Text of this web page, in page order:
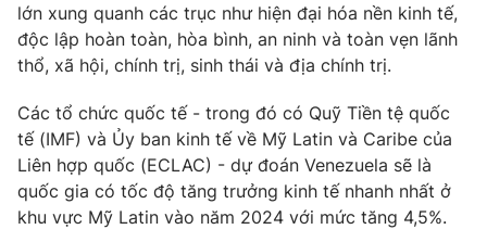
Cơ quan chủ quản:
Đài Truyền hình Việt Nam
Cơ quan báo chí:Thời báo VTV
cấp ngày 29/12/2023
Tổng Biên tập:Vũ Thanh Thủy
Phó Tổng Biên tập:Nguyễn Thị Mỹ Hạnh, Phạm Quốc Thắng,
Nguyễn Trọng Ninh
Tổng đài VTV:024.38 355 931 - 024.38 355 932
lớn xung quanh các trục như hiện đại hóa nền kinh tế,
độc lập hoàn toàn, hòa bình, an ninh và toàn vẹn lãnh
thổ, xã hội, chính trị, sinh thái và địa chính trị.
Các tổ chức quốc tế - trong đó có Quỹ Tiền tệ quốc
tế (IMF) và Ủy ban kinh tế về Mỹ Latin và Caribe của
Liên hợp quốc (ECLAC) - dự đoán Venezuela sẽ là
quốc gia có tốc độ tăng trưởng kinh tế nhanh nhất ở
khu vực Mỹ Latin vào năm 2024 với mức tăng 4,5%.